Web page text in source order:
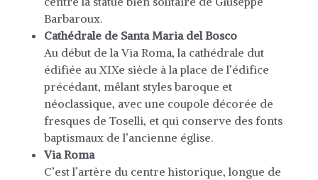
Barbaroux.
Cathédrale de Santa Maria del Bosco
Au début de la Via Roma, la cathédrale dut
édifiée au XIXe siècle à la place de l’édifice
précédant, mêlant styles baroque et
néoclassique, avec une coupole décorée de
fresques de Toselli, et qui conserve des fonts
baptismaux de l’ancienne église.
Via Roma
C’est l’artère du centre historique, longue de